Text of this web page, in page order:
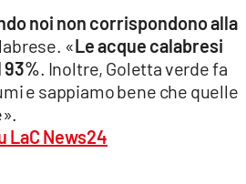
noi non corrispondono alla
«Le acque calabresi
. Inoltre, Goletta verde fa
e sappiamo bene che quelle
LaC News24